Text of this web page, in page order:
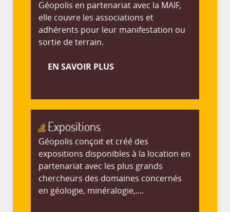
Géopolis en partenariat avec la MAIF,
elle couvre les associations et
adhérents pour leur manifestation ou
sortie de terrain.
EN SAVOIR PLUS
Expositions
Géopolis conçoit et créé des
expositions disponibles à la location en
partenariat avec les plus grands
chercheurs des domaines concernés
en géologie, minéralogie,....